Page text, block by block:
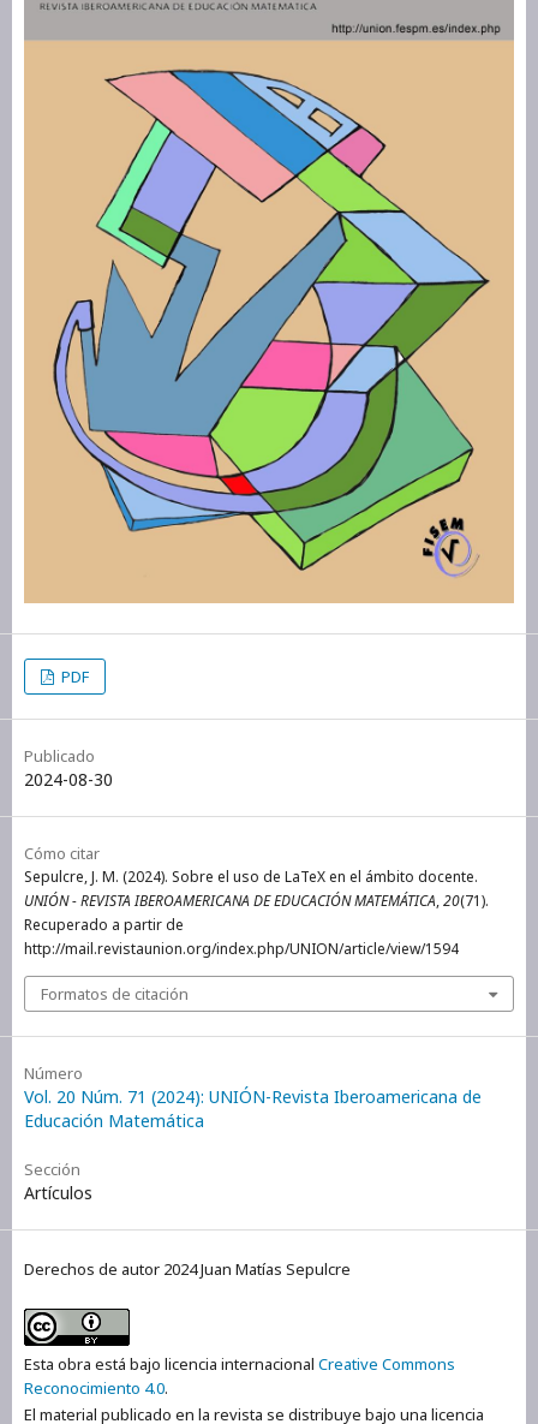
PDF
Publicado
2024-08-30
Cómo citar
Sepulcre, J. M. (2024). Sobre el uso de LaTeX en el ámbito docente.
UNIÓN - REVISTA IBEROAMERICANA DE EDUCACIÓN MATEMÁTICA,20(71).
Recuperado a partir de
http://mail.revistaunion.org/index.php/UNION/article/view/1594
Formatos de citación
Número
Vol. 20 Núm. 71 (2024): UNIÓN-Revista Iberoamericana de
Educación Matemática
Sección
Artículos
Derechos de autor 2024 Juan Matías Sepulcre
Esta obra está bajo licencia internacional Creative Commons
Reconocimiento 4.0.
El material publicado en la revista se distribuye bajo una licencia